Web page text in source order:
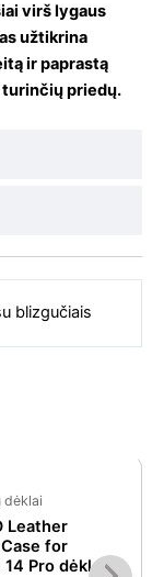
virš lygaus
užtikrina
ir paprastą
turinčių priedų.
blizgučiais
dėklai
Leather
for
14 Pro dėklas
price
was:
€49.99.